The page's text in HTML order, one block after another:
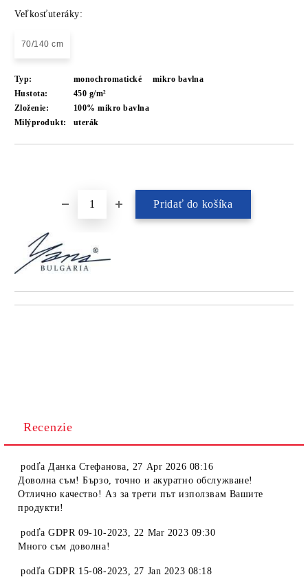
Veľkosťuteráky:
70/140 cm
Typ: monochromatické
mikro bavlna
Hustota:
450 g/m²
Zloženie:
100% mikro bavlna
Milýprodukt:
uterák
Recenzie
podľaДанка Стефанова, 27 Apr 2026 08:16
Доволна съм! Бързо, точно и акуратно обслужване!
Отлично качество! Аз за трети път използвам Вашите
продукти!
podľaGDPR 09-10-2023, 22 Mar 2023 09:30
Много съм доволна!
podľaGDPR 15-08-2023, 27 Jan 2023 08:18